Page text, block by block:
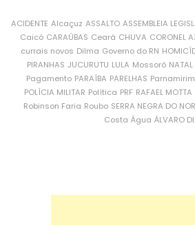
ACIDENTE Alcaçuz ASSALTO ASSEMBLEIA
Caicó CARAÚBAS Ceará CHUVA CORONEL
currais novos Dilma Governo do RN
PIRANHAS JUCURUTU LULA Mossoró NATAL
Pagamento PARAÍBA PARELHAS Parnamirim
POLÍCIA MILITAR Política PRF RAFAEL MOTTA
Robinson Faria Roubo SERRA NEGRA DO
Costa Água ÁLVARO